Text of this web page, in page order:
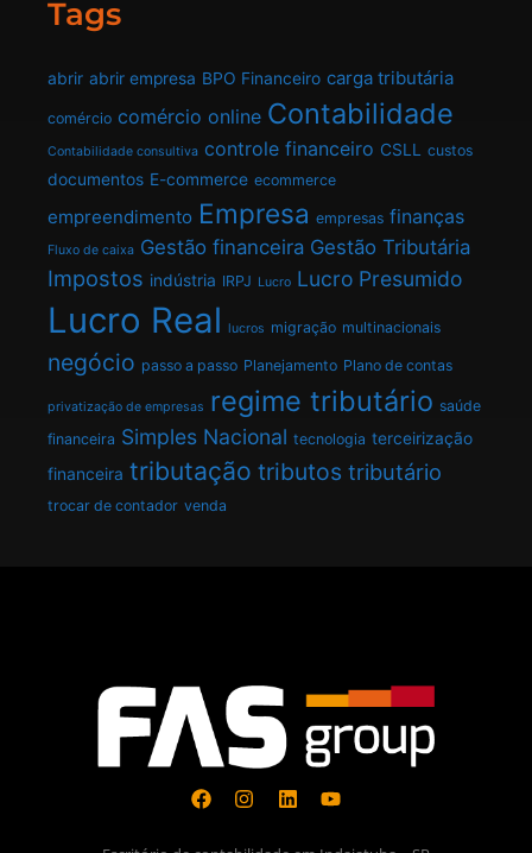
Tags
abrir abrir empresa BPO Financeiro carga tributária
comércio comércio online Contabilidade
Contabilidade consultiva controle financeiro CSLL custos
documentos E-commerce ecommerce
empreendimento Empresa empresas finanças
Fluxo de caixa Gestão financeira Gestão Tributária
Impostos indústria IRPJ Lucro Lucro Presumido
Lucro Real lucros migração multinacionais
negócio passo a passo Planejamento Plano de contas
privatização de empresas regime tributário saúde
financeira Simples Nacional tecnologia terceirização
financeira tributação tributos tributário
trocar de contador venda